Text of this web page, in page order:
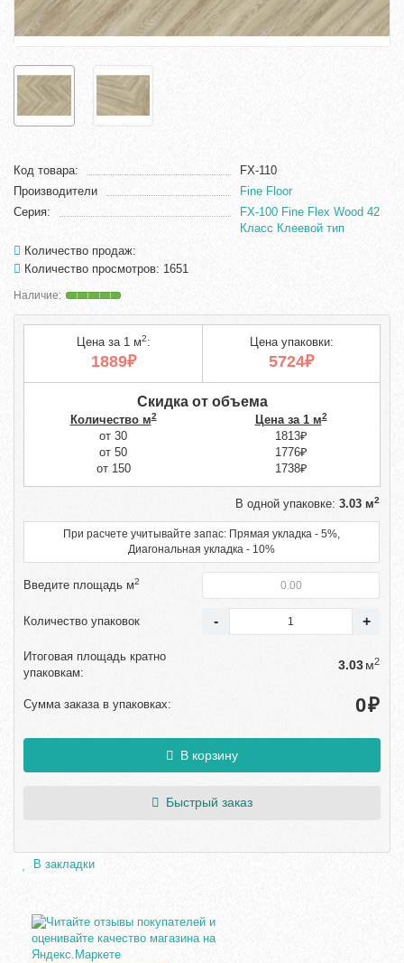
Код товара:
FX-110
Производители
Fine Floor
Серия:
FX-100 Fine Flex Wood 42
Класс Клеевой тип
Количество продаж:
Количество просмотров: 1651
Цена за 1 м2:
1889₽
Цена упаковки:
5724₽
Скидка от объема
Количество м2 Цена за 1 м2
от 30
1813₽
от 50
1776₽
от 150
1738₽
В одной упаковке: 3.03 м2
При расчете учитывайте запас: Прямая укладка - 5%,
Диагональная укладка - 10%
Введите площадь м2
Количество упаковок
Итоговая площадь кратно
упаковкам:
м2
Сумма заказа в упаковках: ₽
В корзину
Быстрый заказ
В закладки